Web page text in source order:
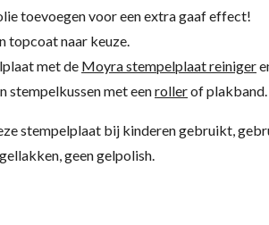
toevoegen voor een extra gaaf effect!
topcoat naar keuze.
met de Moyra stempelplaat reiniger
stempelkussen met eenrollerof plakband.
stempelplaat bij kinderen gebruikt,
geen gelpolish.